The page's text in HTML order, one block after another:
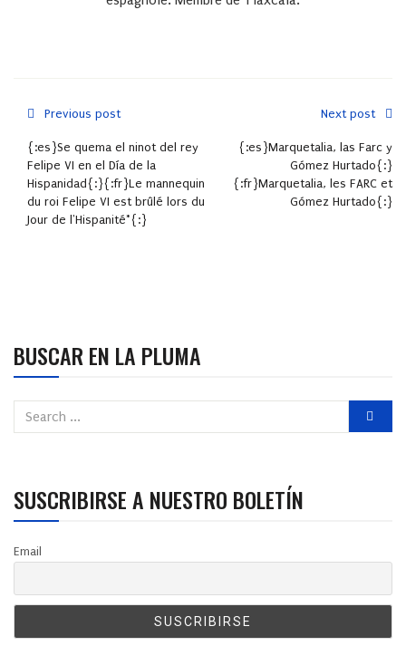
Previous post
{:es}Se quema el ninot del rey
Felipe VI en el Día de la
Hispanidad{:}{:fr}Le mannequin
du roi Felipe VI est brûlé lors du
Jour de l'Hispanité*{:}
Next post
{:es}Marquetalia, las Farc y
Gómez Hurtado{:}
{:fr}Marquetalia, les FARC et
Gómez Hurtado{:}
BUSCAR EN LA PLUMA
SUSCRIBIRSE A NUESTRO BOLETÍN
Email